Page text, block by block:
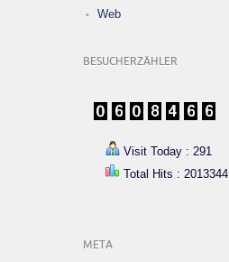
Web
BESUCHERZÄHLER
Visit Today : 291
Total Hits : 2013344
META